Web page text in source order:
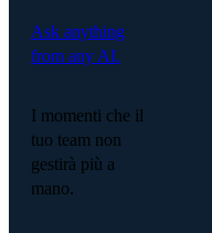
Ask anything
from any AI.
I momenti che il
tuo team non
gestirà più a
mano.